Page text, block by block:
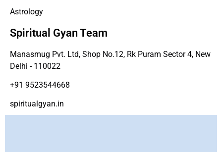
Astrology
Spiritual Gyan Team
Manasmug Pvt. Ltd, Shop No.12, Rk Puram Sector 4, New
Delhi - 110022
+91 9523544668
spiritualgyan.in